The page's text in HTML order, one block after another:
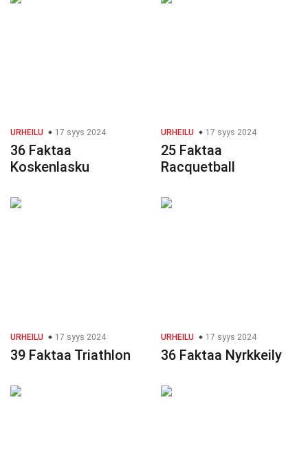
URHEILU 17 syys 2024
36 Faktaa
Koskenlasku
URHEILU 17 syys 2024
25 Faktaa
Racquetball
URHEILU 17 syys 2024
39 Faktaa Triathlon
URHEILU 17 syys 2024
36 Faktaa Nyrkkeily